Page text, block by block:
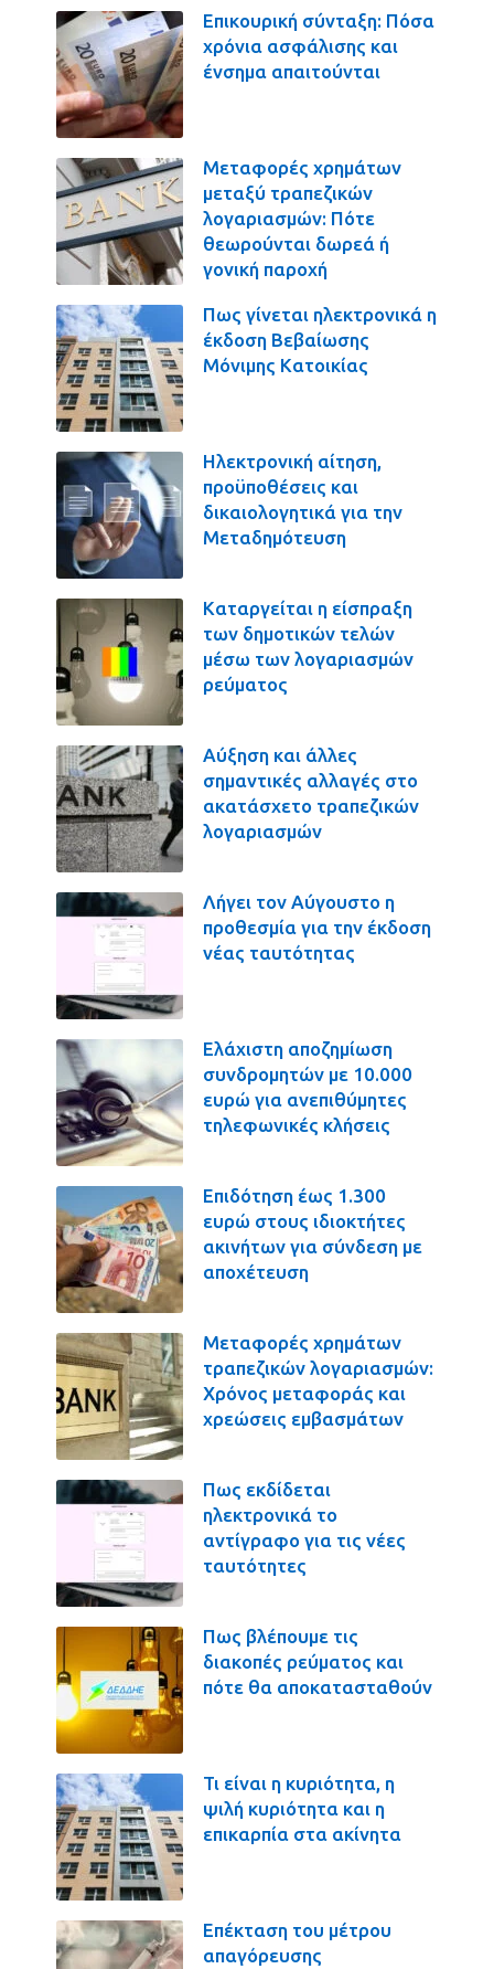
Επικουρική σύνταξη: Πόσα
χρόνια ασφάλισης και
ένσημα απαιτούνται
Μεταφορές χρημάτων
μεταξύ τραπεζικών
λογαριασμών: Πότε
θεωρούνται δωρεά ή
γονική παροχή
Πως γίνεται ηλεκτρονικά η
έκδοση Βεβαίωσης
Μόνιμης Κατοικίας
Ηλεκτρονική αίτηση,
προϋποθέσεις και
δικαιολογητικά για την
Μεταδημότευση
Καταργείται η είσπραξη
των δημοτικών τελών
μέσω των λογαριασμών
ρεύματος
Αύξηση και άλλες
σημαντικές αλλαγές στο
ακατάσχετο τραπεζικών
λογαριασμών
Λήγει τον Αύγουστο η
προθεσμία για την έκδοση
νέας ταυτότητας
Ελάχιστη αποζημίωση
συνδρομητών με 10.000
ευρώ για ανεπιθύμητες
τηλεφωνικές κλήσεις
Επιδότηση έως 1.300
ευρώ στους ιδιοκτήτες
ακινήτων για σύνδεση με
αποχέτευση
Μεταφορές χρημάτων
τραπεζικών λογαριασμών:
Χρόνος μεταφοράς και
χρεώσεις εμβασμάτων
Πως εκδίδεται
ηλεκτρονικά το
αντίγραφο για τις νέες
ταυτότητες
Πως βλέπουμε τις
διακοπές ρεύματος και
πότε θα αποκατασταθούν
Τι είναι η κυριότητα, η
ψιλή κυριότητα και η
επικαρπία στα ακίνητα
Επέκταση του μέτρου
απαγόρευσης